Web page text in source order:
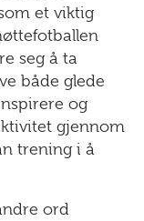
et viktig
seg å ta
både glede
og
gjennom
trening i å
ord